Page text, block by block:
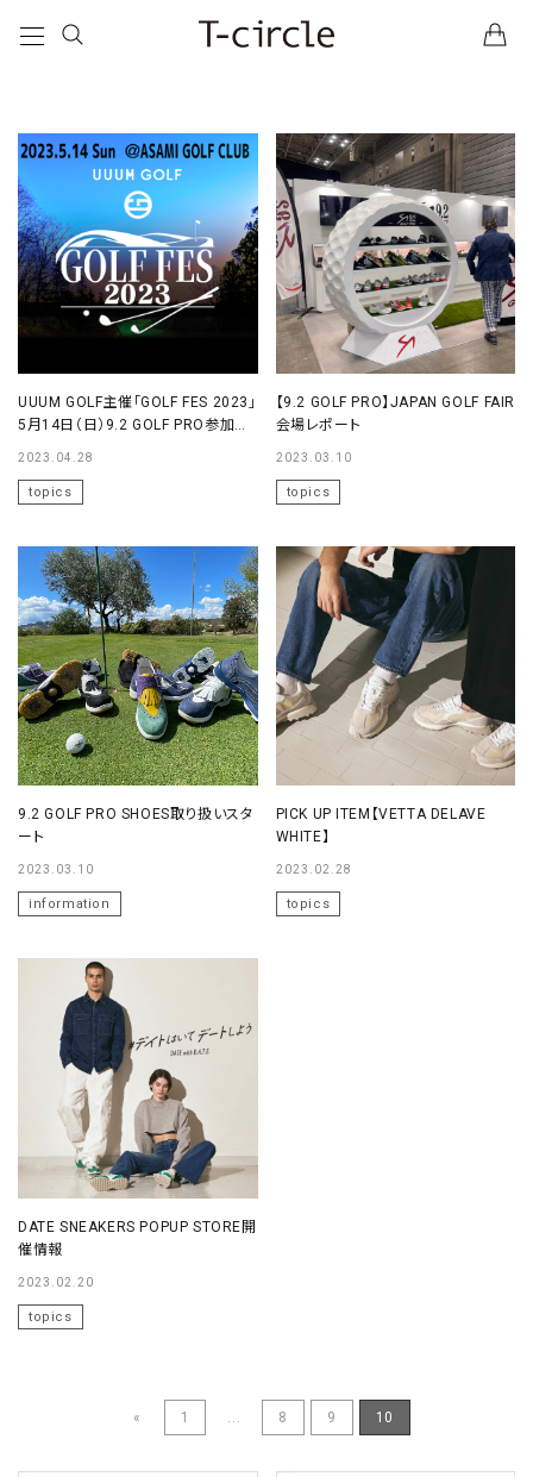
UUUM GOLF主催「GOLF FES 2023」
5月14日（日）9.2 GOLF PRO参加決
2023.04.28
topics
【9.2 GOLF PRO】JAPAN GOLF FAIR
会場レポート
2023.03.10
topics
9.2 GOLF PRO SHOES取り扱いスタ
ート
2023.03.10
information
PICK UP ITEM【VETTA DELAVE
WHITE】
2023.02.28
topics
DATE SNEAKERS POPUP STORE開
催情報
2023.02.20
topics
« 1 8 9 10